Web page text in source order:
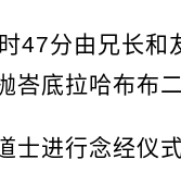
47分由兄长和
底拉哈布布
士进行念经仪